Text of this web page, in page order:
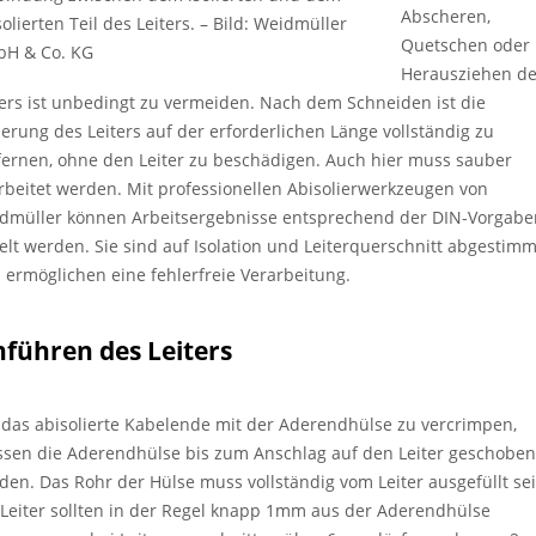
Teil des Leiters. – Bild: Weidmüller
& Co. KG
Abscheren,
Quetschen oder
Herausziehen
ist unbedingt zu vermeiden. Nach dem Schneiden ist die
des Leiters auf der erforderlichen Länge vollständig zu
ohne den Leiter zu beschädigen. Auch hier muss sauber
werden. Mit professionellen Abisolierwerkzeugen von
können Arbeitsergebnisse entsprechend der DIN-
werden. Sie sind auf Isolation und Leiterquerschnitt
ermöglichen eine fehlerfreie Verarbeitung.
des Leiters
abisolierte Kabelende mit der Aderendhülse zu vercrimpen,
die Aderendhülse bis zum Anschlag auf den Leiter geschoben
Das Rohr der Hülse muss vollständig vom Leiter ausgefüllt
sollten in der Regel knapp 1mm aus der Aderendhülse